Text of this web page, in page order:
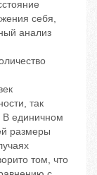
себя,
анализ
так
В единичном
размеры
том, что